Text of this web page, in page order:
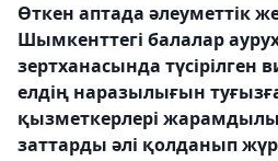
Өткен аптада әлеуметтік
Шымкенттегі балалар
зертханасында
елдің наразылығын
қызметкерлері
заттарды әлі қолданып